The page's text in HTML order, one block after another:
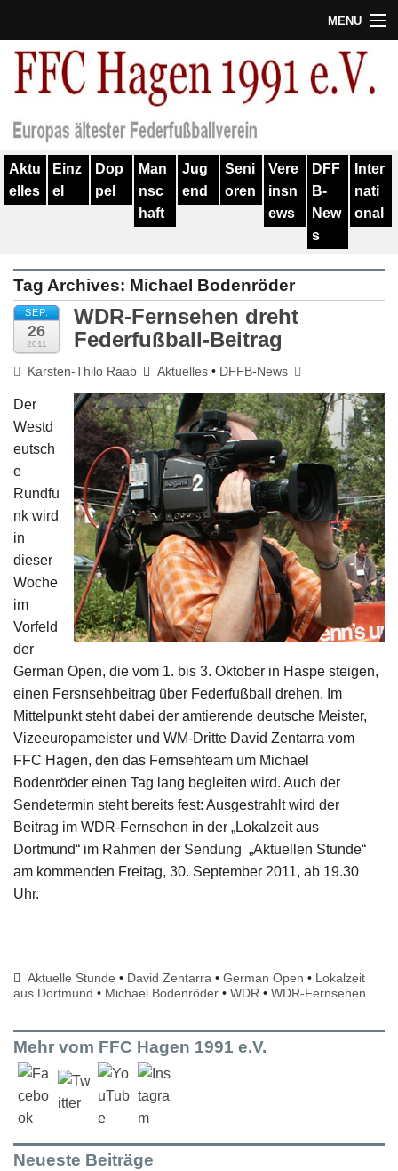
MENU
Termine
Verein
Geschichte
Training
Spieler
Kontakt
Links
Impressum
Aktu
elles
Einz
el
Dop
pel
Man
nsc
haft
Jug
end
Seni
oren
Vere
insn
ews
DFF
B-
New
s
Inter
nati
onal
Tag Archives: Michael Bodenröder
SEP.
26
2011
WDR-Fernsehen dreht
Federfußball-Beitrag
Karsten-Thilo Raab Aktuelles • DFFB-News
Der
Westd
eutsch
e
Rundfu
nk wird
in
dieser
Woche
im
Vorfeld
der
German Open, die vom 1. bis 3. Oktober in Haspe steigen,
einen Fersnsehbeitrag über Federfußball drehen. Im
Mittelpunkt steht dabei der amtierende deutsche Meister,
Vizeeuropameister und WM-Dritte David Zentarra vom
FFC Hagen, den das Fernsehteam um Michael
Bodenröder einen Tag lang begleiten wird. Auch der
Sendetermin steht bereits fest: Ausgestrahlt wird der
Beitrag im WDR-Fernsehen in der „Lokalzeit aus
Dortmund“ im Rahmen der Sendung „Aktuellen Stunde“
am kommenden Freitag, 30. September 2011, ab 19.30
Uhr.
Aktuelle Stunde • David Zentarra •German Open • Lokalzeit
aus Dortmund • Michael Bodenröder • WDR • WDR-Fernsehen
Mehr vom FFC Hagen 1991 e.V.
Neueste Beiträge